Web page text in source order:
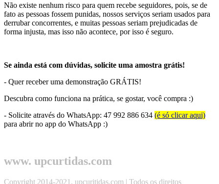
Não existe nenhum risco para quem recebe seguidores, pois, se de
fato as pessoas fossem punidas, nossos serviços seriam usados para
derrubar concorrentes, e muitas pessoas seriam prejudicadas de
forma injusta, mas isso não acontece, por isso é seguro.
Se ainda está com dúvidas, solicite uma amostra grátis!
- Quer receber uma demonstração GRÁTIS!
Descubra como funciona na prática, se gostar, você compra :)
- Solicite através do WhatsApp: 47 992 886 634 (é só clicar aqui)
para abrir no app do WhatsApp :)
www. upcurtidas.com
Copyright 2014-2021, upcuritidas.com | Todos os direitos